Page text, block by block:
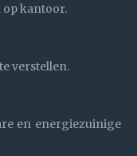
op kantoor.
verstellen.
en energiezuinige